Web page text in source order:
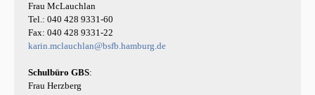
Frau McLauchlan
Tel.: 040 428 9331-60
karin.mclauchlan@bsfb.hamburg.de
Schulbüro GBS:
Frau Herzberg